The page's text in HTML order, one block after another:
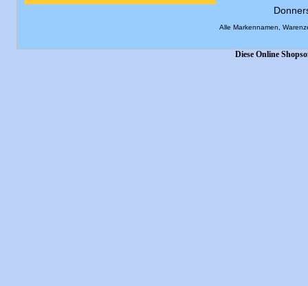
Alle Markennamen,
Diese Online